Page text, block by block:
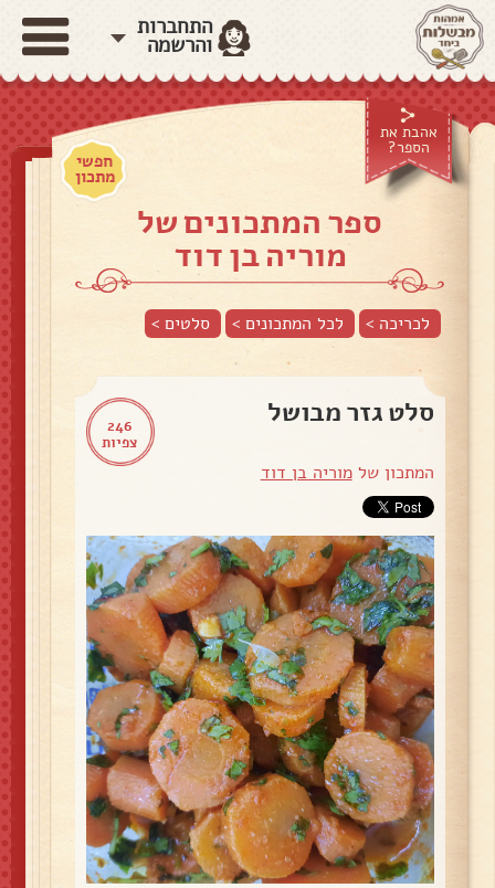
התחברות
והרשמה
אהבת את
הספר?
חפשי
מתכון
ספר המתכונים של
מוריה בן דוד
לכריכה > לכל המתכונים > סלטים>
246
צפיות
סלט גזר מבושל
המתכון שלמוריה בן דוד